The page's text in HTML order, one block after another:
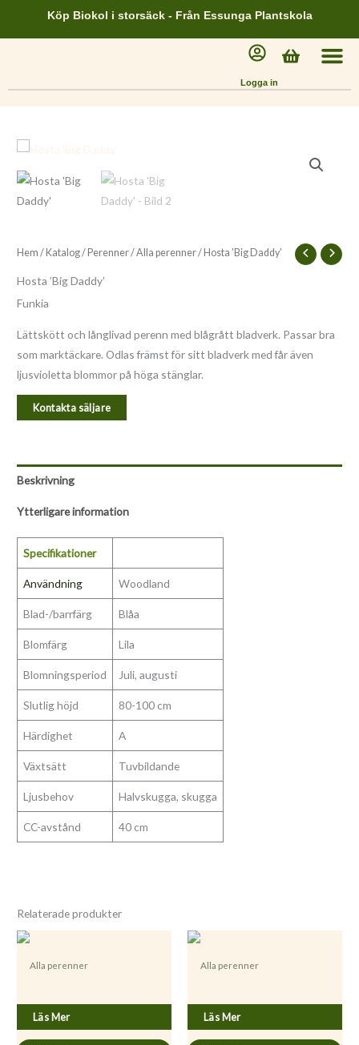
Köp Biokol i storsäck - Från Essunga Plantskola
Logga in
Varukorg
Hem / Katalog/ Perenner/Alla perenner/ Hosta ’Big Daddy’
Hosta ’Big Daddy’
Funkia
Lättskött och långlivad perenn med blågrått bladverk. Passar bra
som marktäckare. Odlas främst för sitt bladverk med får även
ljusvioletta blommor på höga stänglar.
Kontakta säljare
Beskrivning
Ytterligare information
Specifikationer
Användning Woodland
Blad-/barrfärg Blåa
Blomfärg Lila
Blomningsperiod Juli, augusti
Slutlig höjd 80-100 cm
Härdighet A
Växtsätt Tuvbildande
Ljusbehov Halvskugga, skugga
CC-avstånd 40 cm
Relaterade produkter
Alla perenner
Läs Mer
Alla perenner
Läs Mer